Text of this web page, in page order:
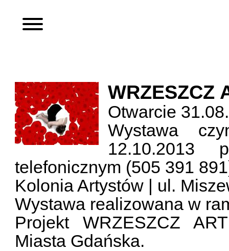
WRZESZCZ
Otwarcie
Wystawa
12.10.2013
telefonicznym (505 391
Kolonia Artystów | ul.
Wystawa realizowana w
Projekt WRZESZCZ
Miasta Gdańska.